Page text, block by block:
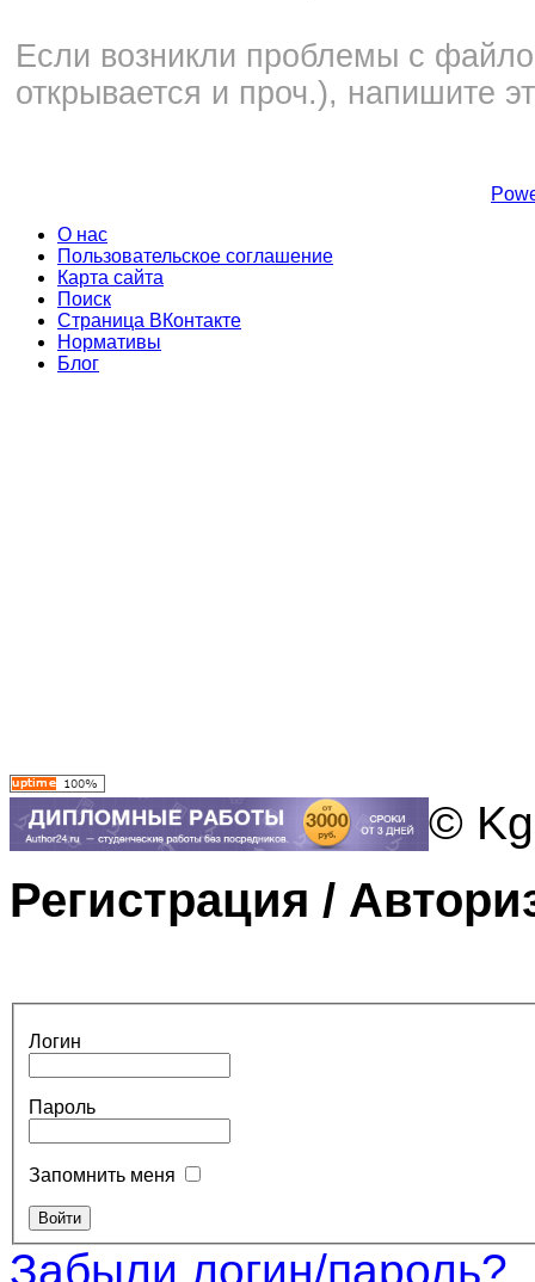
Если возникли проблемы с
открывается и проч.), напишите
О нас
Пользовательское соглашение
Карта сайта
Поиск
Страница ВКонтакте
Нормативы
Блог
©
Регистрация /
Логин
Пароль
Запомнить меня
Забыли логин/пароль?